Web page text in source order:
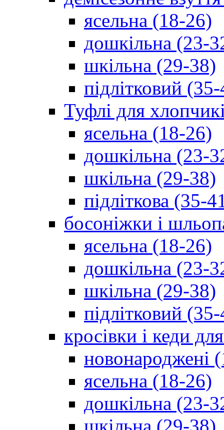
ясельна (18-26)
дошкільна (23-
шкільна (29-38)
підлітковий
Туфлі для
ясельна (18-26)
дошкільна (23-
шкільна (29-38)
підліткова (35-
босоніжки і
ясельна (18-26)
дошкільна (23-
шкільна (29-38)
підлітковий
кросівки і кеди
новонароджені
ясельна (18-26)
дошкільна (23-